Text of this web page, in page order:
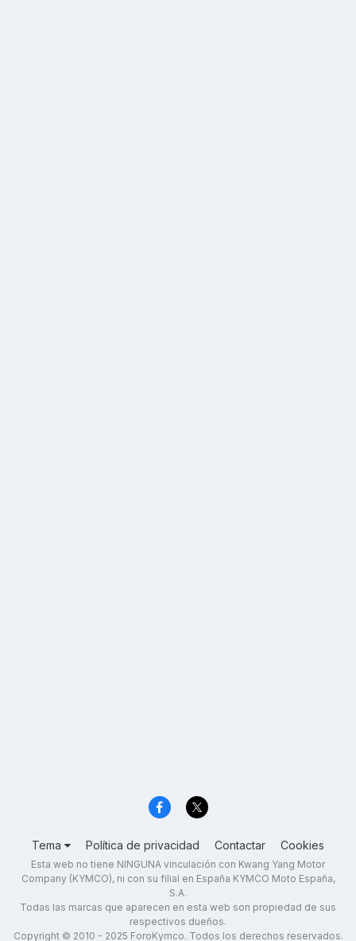
Tema Política de privacidad Contactar Cookies
Esta web no tiene NINGUNA vinculación con Kwang Yang Motor
Company (KYMCO), ni con su filial en España KYMCO Moto España,
S.A.
Todas las marcas que aparecen en esta web son propiedad de sus
respectivos dueños.
Copyright © 2010 - 2025 ForoKymco. Todos los derechos reservados.